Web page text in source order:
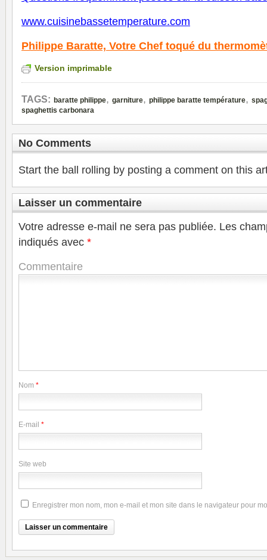
www.cuisinebassetemperature.com
Philippe Baratte, Votre Chef toqué du
Version imprimable
TAGS: baratte philippe, garniture, philippe baratte température,
spaghettis carbonara
No Comments
Start the ball rolling by posting a comment on this
Laisser un commentaire
Votre adresse e-mail ne sera pas publiée. Les
indiqués avec *
Commentaire
Nom *
E-mail *
Site web
Enregistrer mon nom, mon e-mail et mon site dans le navigateur pour